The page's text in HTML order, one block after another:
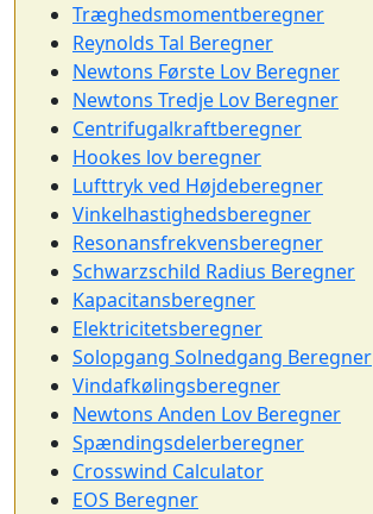
Træghedsmomentberegner
Reynolds Tal Beregner
Newtons Første Lov Beregner
Newtons Tredje Lov Beregner
Centrifugalkraftberegner
Hookes lov beregner
Lufttryk ved Højdeberegner
Vinkelhastighedsberegner
Resonansfrekvensberegner
Schwarzschild Radius Beregner
Kapacitansberegner
Elektricitetsberegner
Solopgang Solnedgang Beregner
Vindafkølingsberegner
Newtons Anden Lov Beregner
Spændingsdelerberegner
Crosswind Calculator
EOS Beregner